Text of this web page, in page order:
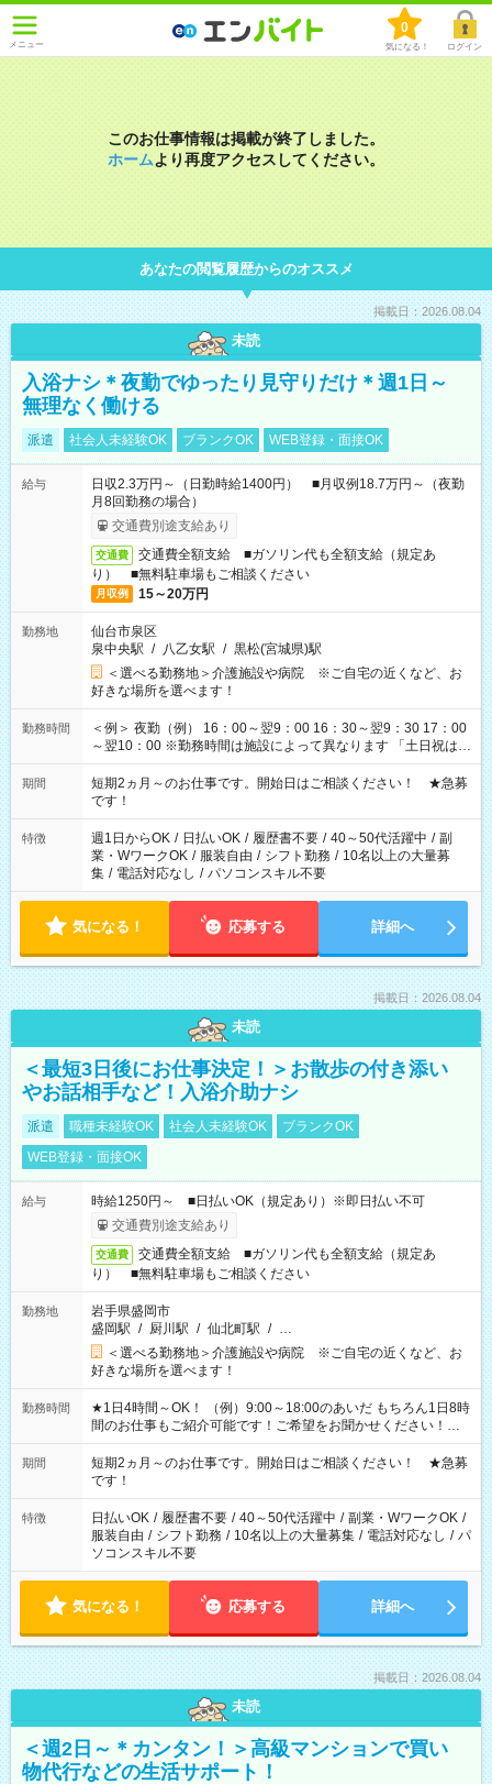
メニュー
0
気になる！ ログイン
このお仕事情報は掲載が終了しました。
ホームより再度アクセスしてください。
あなたの閲覧履歴からのオススメ
掲載日：2026.08.04
未読
入浴ナシ＊夜勤でゆったり見守りだけ＊週1日～
無理なく働ける
派遣 社会人未経験OK ブランクOK WEB登録・面接OK
給与
日収2.3万円～（日勤時給1400円） ■月収例18.7万円～（夜勤
月8回勤務の場合）
交通費別途支給あり
交通費
交通費全額支給 ■ガソリン代も全額支給（規定あ
り） ■無料駐車場もご相談ください
月収例 15～20万円
勤務地
仙台市泉区
泉中央駅 / 八乙女駅 / 黒松(宮城県)駅
＜選べる勤務地＞介護施設や病院 ※ご自宅の近くなど、お
好きな場所を選べます！
勤務時間
＜例＞ 夜勤（例） 16：00～翌9：00 16：30～翌9：30 17：00
～翌10：00 ※勤務時間は施設によって異なります 「土日祝は休
みたい」 「しっかり稼ぎたい」 「もう少し遅い時間から始めた
い」など ご希望にあったお仕事をご案内いたします。 ※未経験
の方の場合は1～2ヶ月間は日中での仕事を経験いただき、 お
仕事に慣れてからの夜勤になります。 ★家庭の都合でお休みが
必要な場合も遠慮なくご相談ください。
期間
短期2ヵ月～のお仕事です。開始日はご相談ください！ ★急募
です！
特徴 週1日からOK / 日払いOK / 履歴書不要 / 40～50代活躍中 / 副
業・WワークOK / 服装自由 / シフト勤務 / 10名以上の大量募
集 / 電話対応なし / パソコンスキル不要
気になる！ 応募する 詳細へ
掲載日：2026.08.04
未読
＜最短3日後にお仕事決定！＞お散歩の付き添い
やお話相手など！入浴介助ナシ
派遣 職種未経験OK 社会人未経験OK
ブランクOK
WEB登録・面接OK
給与
時給1250円～ ■日払いOK（規定あり）※即日払い不可
交通費別途支給あり
交通費
交通費全額支給 ■ガソリン代も全額支給（規定あ
り） ■無料駐車場もご相談ください
勤務地
岩手県盛岡市
盛岡駅 / 厨川駅 / 仙北町駅 / …
＜選べる勤務地＞介護施設や病院 ※ご自宅の近くなど、お
好きな場所を選べます！
勤務時間
★1日4時間～OK！ （例）9:00～18:00のあいだ もちろん1日8時
間のお仕事もご紹介可能です！ご希望をお聞かせください！★
家庭の都合でお休みが必要な場合も遠慮なくご相談ください。
※週最低15時間以上の勤務が必要です
期間
短期2ヵ月～のお仕事です。開始日はご相談ください！ ★急募
です！
特徴 日払いOK / 履歴書不要 / 40～50代活躍中 / 副業・WワークOK /
服装自由 / シフト勤務 / 10名以上の大量募集 / 電話対応なし / パ
ソコンスキル不要
気になる！ 応募する 詳細へ
掲載日：2026.08.04
未読
＜週2日～＊カンタン！＞高級マンションで買い
物代行などの生活サポート！